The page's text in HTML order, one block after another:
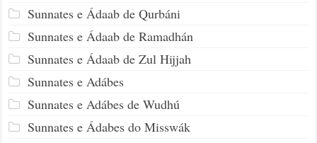
Sunnates e Ádaab de Qurbáni
Sunnates e Ádaab de Ramadhán
Sunnates e Ádaab de Zul Hijjah
Sunnates e Adábes
Sunnates e Adábes de Wudhú
Sunnates e Ádabes do Misswák